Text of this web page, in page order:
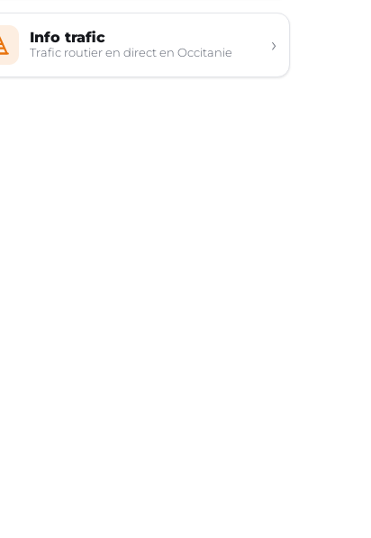
Info trafic
Trafic routier en direct en Occitanie ›